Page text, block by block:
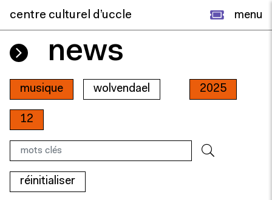
centre culturel d’uccle menu
news
musique wolvendael 2025
12
réinitialiser